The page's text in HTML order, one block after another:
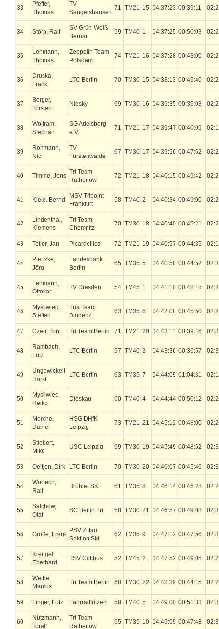
33
Pfeffer,
Thomas
TV
Sangershausen
71 TM21 15 04:37:23 00:39:11
34 Störp, Ralf
SV Grün-Weiß
Bernau
59 TM40 1 04:37:25 00:50:03
35
Lehmann,
Thomas
Zeppelin Team
Potsdam
74 TM21 16 04:37:28 00:43:00
36
Druska,
Frank
LTC Berlin 70 TM30 15 04:38:13 00:49:40
37
Berger,
Torsten
Niesky 69 TM30 16 04:39:35 00:39:03
38
Wolfram,
Stephan
SG Adelsberg
e.V.
71 TM21 17 04:39:47 00:40:09
39
Rohmann,
Nic
TV
Fürstenwalde
67 TM30 17 04:39:56 00:47:52
40 Timme, Jens
Tri Team
Rathenow
72 TM21 18 04:40:15 00:49:42
41 Kiele, Bernd
MSV Tripoint
Frankfurt
58 TM40 2 04:40:34 00:49:00
42
Lindenthal,
Klemens
Tri Team
Chemnitz
70 TM30 18 04:40:40 00:45:21
43 Teller, Jan Picardellics 72 TM21 19 04:40:57 00:44:35
44
Plenzke,
Jörg
Landesbank
Berlin
65 TM35 5 04:40:58 00:44:52
45
Lehmann,
Ottokar
TV Dresden 54 TM45 1 04:41:10 00:48:18
46
Mysliwiec,
Steffen
Tria Team
Bludenz
63 TM35 6 04:42:08 00:45:50
47 Czerr, Toni Tri Team Berlin 71 TM21 20 04:43:11 00:39:16
48
Rambach,
Lutz
LTC Berlin 57 TM40 3 04:43:36 00:36:57
49
Ungewickell,
Horst
LTC Berlin 63 TM35 7 04:44:09 01:04:31
50
Mysliwiec,
Heiko
Dieskau 60 TM40 4 04:44:44 00:50:12
51
Morche,
Daniel
HSG DHfK
Leipzig
73 TM21 21 04:45:12 00:48:00
52
Stiebert,
Mike
USC Leipzig 69 TM30 19 04:45:49 00:48:52
53 Oeltjen, Dirk LTC Berlin 70 TM30 20 04:46:07 00:45:46
54
Worrech,
Ralf
Brühler SK 61 TM35 8 04:46:14 00:46:28
55
Salchow,
Olaf
SC Berlin Tri 68 TM30 21 04:46:57 00:49:08
56 Große, Frank
PSV Zittau
Sektion Ski
62 TM35 9 04:47:12 00:47:56
57
Krengel,
Eberhard
TSV Cottbus 52 TM45 2 04:47:52 00:49:05
58
Weihe,
Marcus
Tri Team Berlin 68 TM30 22 04:48:39 00:44:15
59 Finger, Lutz Fahrradfritzen 58 TM40 5 04:49:00 00:51:33
60
Nützmann,
Toralf
Tri Team
Rathenow
65 TM35 10 04:49:09 00:47:48